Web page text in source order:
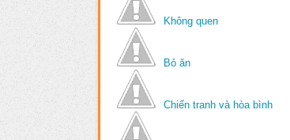
Không quen
Bỏ ăn
Chiến tranh và hòa bình